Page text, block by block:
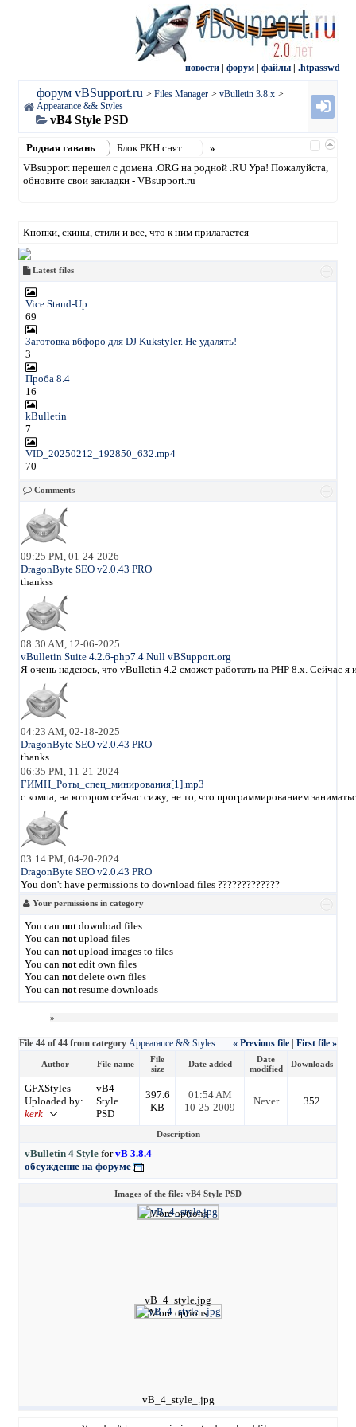
новости форум файлы .htpasswd
форум vBSupport.ru > Files Manager > vBulletin 3.8.x >
Appearance && Styles
vB4 Style PSD
Родная гавань Блок РКН снят
»
VBsupport перешел с домена .ORG на родной .RU Ура! Пожалуйста,
обновите свои закладки - VBsupport.ru
Кнопки, скины, стили и все, что к ним прилагается
Latest files
Vice Stand-Up
69
Заготовка вбфоро для DJ Kukstyler. Не удалять!
3
Проба 8.4
16
kBulletin
7
VID_20250212_192850_632.mp4
70
Comments
09:25 PM, 01-24-2026
DragonByte SEO v2.0.43 PRO
thankss
08:30 AM, 12-06-2025
vBulletin Suite 4.2.6-php7.4 Null vBSupport.org
Я очень надеюсь, что vBulletin 4.2 сможет работать на PHP 8.x. Сейчас
04:23 AM, 02-18-2025
DragonByte SEO v2.0.43 PRO
thanks
06:35 PM, 11-21-2024
ГИМН_Роты_спец_минирования[1].mp3
с компа, на котором сейчас сижу, не то, что программированием
03:14 PM, 04-20-2024
DragonByte SEO v2.0.43 PRO
You don't have permissions to download files ?????????????
Your permissions in category
You can notdownload files
You can notupload files
You can notupload images to files
You can notedit own files
You can notdelete own files
You can notresume downloads
»
« Previous file | First file »
File 44 of 44 from category Appearance && Styles
Author File name
File
size
Date added
Date
modified
Downloads
GFXStyles
Uploaded by:
kerk
vB4
Style
PSD
397.6
KB
01:54 AM
10-25-2009
Never 352
Description
vBulletin 4 Style forvB 3.8.4
обсуждение на форуме
Images of the file: vB4 Style PSD
More options
vB_4_style.jpg
More options
vB_4_style_.jpg